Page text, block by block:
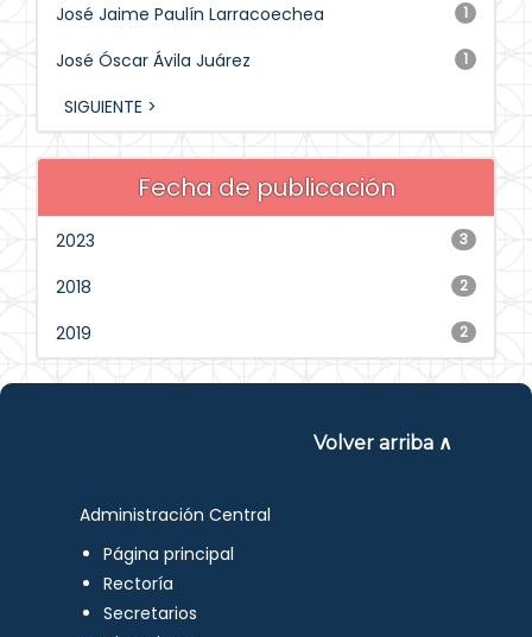
1
José Jaime Paulín Larracoechea
1
José Óscar Ávila Juárez
SIGUIENTE >
Fecha de publicación
3
2023
2
2018
2
2019
Volver arriba ∧
Administración Central
Página principal
Rectoría
Secretarios